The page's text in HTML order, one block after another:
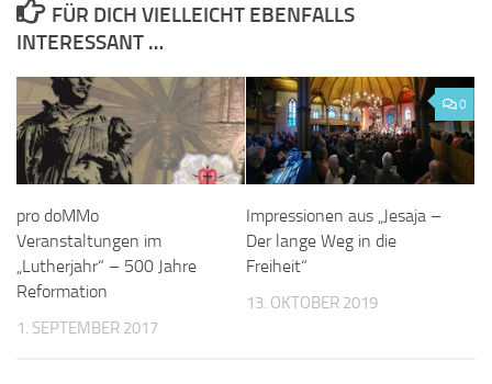
FÜR DICH VIELLEICHT EBENFALLS
INTERESSANT …
pro doMMo
Veranstaltungen im
„Lutherjahr“ – 500 Jahre
Reformation
1. SEPTEMBER 2017
0
Impressionen aus „Jesaja –
Der lange Weg in die
Freiheit“
13. OKTOBER 2019